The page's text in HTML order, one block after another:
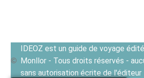
IDEOZ est un guide de voyage
Monllor - Tous droits réservés -
sans autorisation écrite de l'éditeur